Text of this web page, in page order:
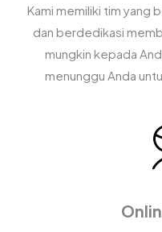
Kami memiliki tim yang
dan berdedikasi
mungkin kepada
menunggu Anda